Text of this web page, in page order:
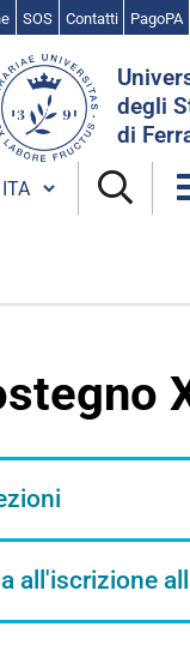
SOS Contatti PagoPA
degli
di
Cambia lingua
all'iscrizione